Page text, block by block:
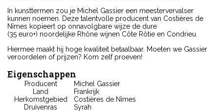
In kunsttermen zou je Michel Gassier een meestervervalser
kunnen noemen. Deze talentvolle producent van Costières de
Nîmes kopieert op onnavolgbare wijze de dure
(35 euro+) noordelijke Rhône wijnen Côte Rôtie en Condrieu.
Hiermee maakt hij hoge kwaliteit betaalbaar. Moeten we Gassier
veroordelen of prijzen? Kom zelf proeven!
Eigenschappen
Producent
Michel Gassier
Land
Frankrijk
Herkomstgebied
Costières de Nîmes
Druivenras
Syrah